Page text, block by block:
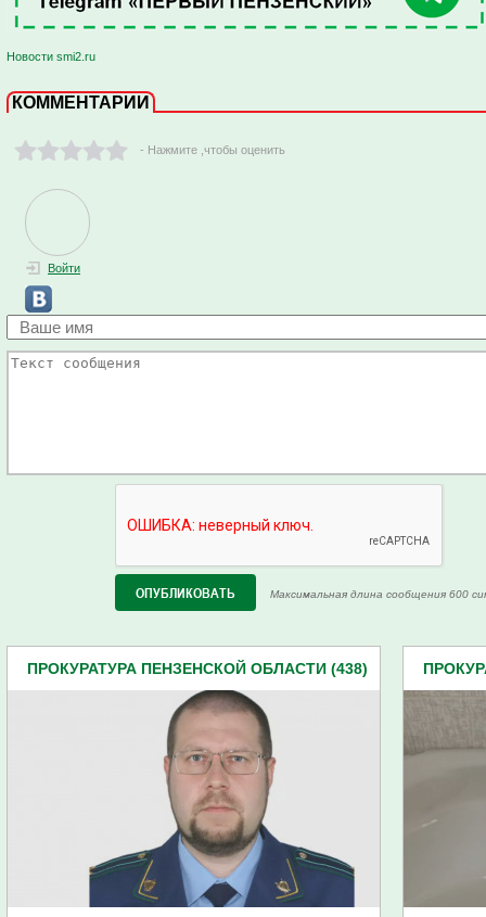
Новости smi2.ru
КОММЕНТАРИИ
- Нажмите ,чтобы оценить
Войти
Максимальная длина сообщения 600
ПРОКУРАТУРА ПЕНЗЕНСКОЙ ОБЛАСТИ (438)